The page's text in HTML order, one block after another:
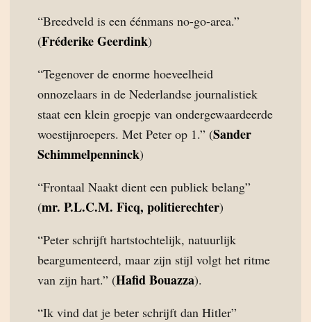
“Breedveld is een éénmans no-go-area.”
(Fréderike Geerdink)
“Tegenover de enorme hoeveelheid
onnozelaars in de Nederlandse journalistiek
staat een klein groepje van ondergewaardeerde
woestijnroepers. Met Peter op 1.” (Sander
Schimmelpenninck)
“Frontaal Naakt dient een publiek belang”
(mr. P.L.C.M. Ficq, politierechter)
“Peter schrijft hartstochtelijk, natuurlijk
beargumenteerd, maar zijn stijl volgt het ritme
van zijn hart.” (Hafid Bouazza).
“Ik vind dat je beter schrijft dan Hitler”